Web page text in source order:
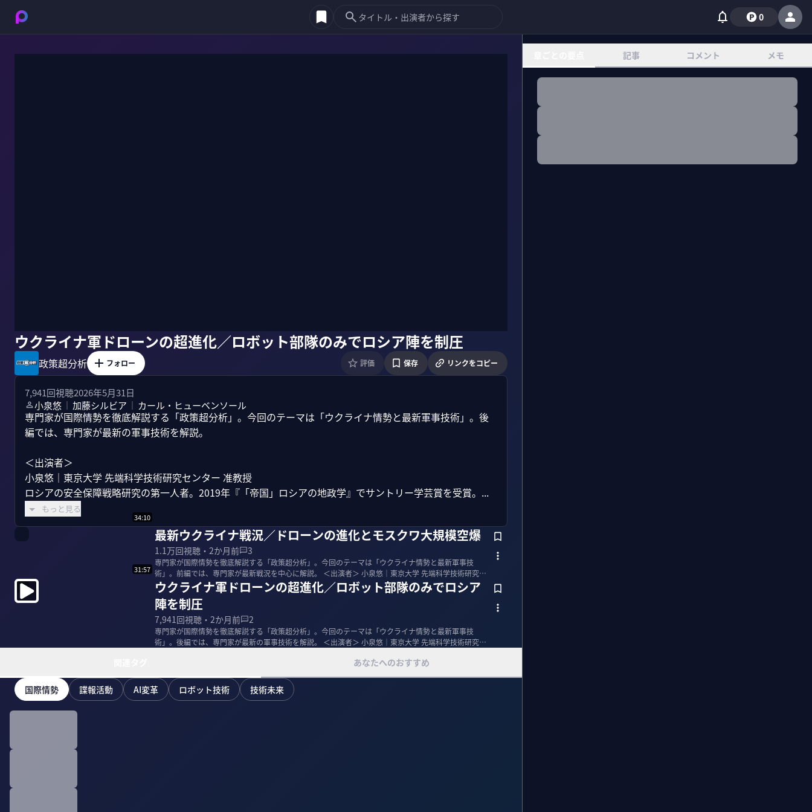
0
ウクライナ軍ドローンの超進化／ロボット部隊のみでロシア陣を制圧
政策超分析 フォロー 評価 保存 リンクをコピー
7,941回視聴2026年5月31日
小泉悠 ｜ 加藤シルビア ｜ カール・ヒューベンソール
専門家が国際情勢を徹底解説する「政策超分析」。今回のテーマは「ウクライナ情勢と最新軍事技術」。後
編では、専門家が最新の軍事技術を解説。
＜出演者＞
小泉悠｜東京大学 先端科学技術研究センター 准教授
ロシアの安全保障戦略研究の第一人者。2019年『「帝国」ロシアの地政学』でサントリー学芸賞を受賞。...
もっと見る
34:10
最新ウクライナ戦況／ドローンの進化とモスクワ大規模空爆
1.1万回視聴・ 2か月前 3
専門家が国際情勢を徹底解説する「政策超分析」。今回のテーマは「ウクライナ情勢と最新軍事技
術」。前編では、専門家が最新戦況を中心に解説。 ＜出演者＞ 小泉悠｜東京大学 先端科学技術研究セ
ンター 准教授...
31:57
ウクライナ軍ドローンの超進化／ロボット部隊のみでロシア
陣を制圧
7,941回視聴・ 2か月前 2
専門家が国際情勢を徹底解説する「政策超分析」。今回のテーマは「ウクライナ情勢と最新軍事技
術」。後編では、専門家が最新の軍事技術を解説。 ＜出演者＞ 小泉悠｜東京大学 先端科学技術研究セ
あなたへのおすすめ
国際情勢 諜報活動 AI変革 ロボット技術 技術未来
記事 コメント メモ